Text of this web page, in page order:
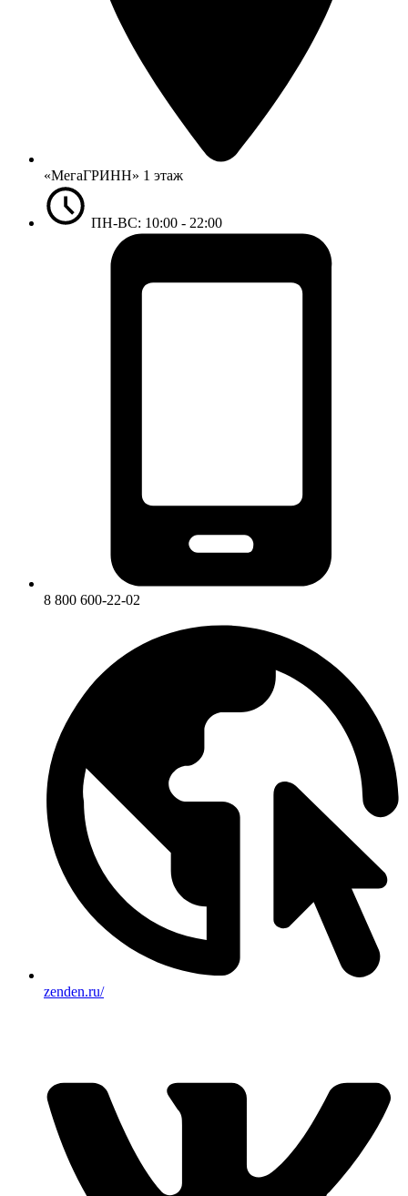
«МегаГРИНН» 1 этаж
ПН-ВС: 10:00 - 22:00
8 800 600-22-02
zenden.ru/